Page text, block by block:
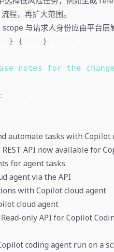
程，再扩大范围。
与请求人身份应由平台层
} { }
notes for the
:
automate tasks with Copilot
API now available for
for agent tasks
agent via the API
with Copilot cloud agent
cloud agent
only API for Copilot
coding agent run on a